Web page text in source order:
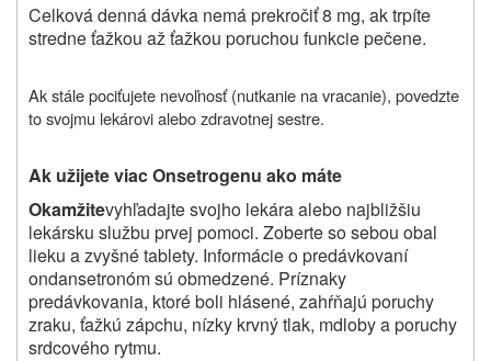
Celková denná dávka nemá prekročiť 8 mg, ak trpíte
stredne ťažkou až ťažkou poruchou funkcie pečene.
Ak stále pociťujete nevoľnosť (nutkanie na vracanie), povedzte
to svojmu lekárovi alebo zdravotnej sestre.
Ak užijete viac Onsetrogenu ako máte
Okamžitevyhľadajte svojho lekára alebo najbližšiu
lekársku službu prvej pomoci. Zoberte so sebou obal
lieku a zvyšné tablety. Informácie o predávkovaní
ondansetronóm sú obmedzené. Príznaky
predávkovania, ktoré boli hlásené, zahŕňajú poruchy
zraku, ťažkú zápchu, nízky krvný tlak, mdloby a poruchy
srdcového rytmu.